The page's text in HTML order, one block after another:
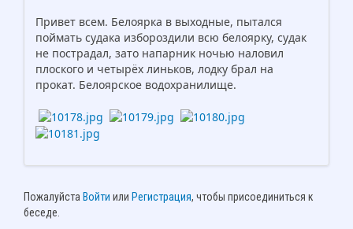
Привет всем. Белоярка в выходные, пытался
поймать судака избороздили всю белоярку, судак
не пострадал, зато напарник ночью наловил
плоского и четырёх линьков, лодку брал на
прокат. Белоярское водохранилище.
Пожалуйста Войти или Регистрация, чтобы присоединиться к
беседе.